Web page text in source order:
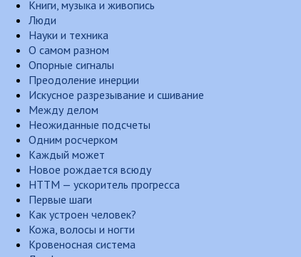
Книги, музыка и живопись
Люди
Науки и техника
О самом разном
Опорные сигналы
Преодоление инерции
Искусное разрезывание и сшивание
Между делом
Неожиданные подсчеты
Одним росчерком
Каждый может
Новое рождается всюду
НТТМ — ускоритель прогресса
Первые шаги
Как устроен человек?
Кожа, волосы и ногти
Кровеносная система